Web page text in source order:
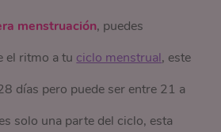
menstruación, puedes
el ritmo a tu ciclo menstrual, este
días pero puede ser entre 21 a
solo una parte del ciclo, esta